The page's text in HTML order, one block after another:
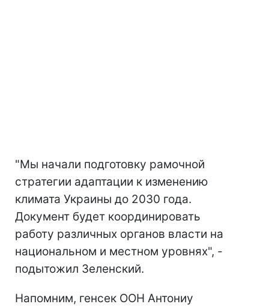
"Мы начали подготовку рамочной
стратегии адаптации к изменению
климата Украины до 2030 года.
Документ будет координировать
работу различных органов власти на
национальном и местном уровнях", -
подытожил Зеленский.
Напомним, генсек ООН Антониу